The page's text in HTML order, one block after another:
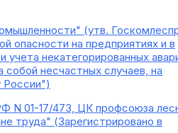
(утв.
опасности на предприятиях и в
некатегорированных
собой несчастных случаев, на
России")
N 01-17/473, ЦК профсоюза
труда" (Зарегистрировано в